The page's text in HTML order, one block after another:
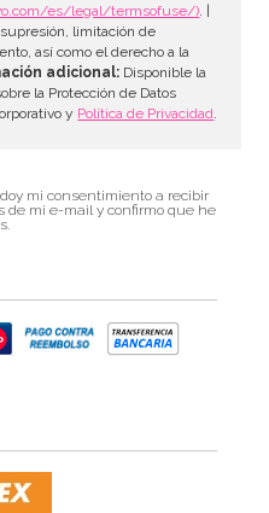
es/legal/termsofuse/). |
limitación de
así como el derecho a la
adicional: Disponible la
la Protección de Datos
y Política de Privacidad.
mi consentimiento a recibir
de mi e-mail y confirmo que he